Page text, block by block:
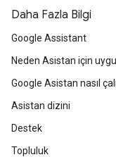
Daha Fazla Bilgi
Google Assistant
Neden Asistan için
Google Asistan nasıl
Asistan dizini
Destek
Topluluk